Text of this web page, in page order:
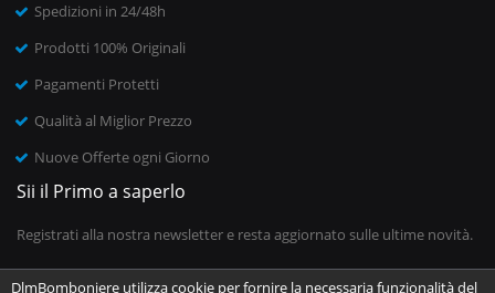
Spedizioni in 24/48h
Prodotti 100% Originali
Pagamenti Protetti
Qualità al Miglior Prezzo
Nuove Offerte ogni Giorno
Sii il Primo a saperlo
Registrati alla nostra newsletter e resta aggiornato sulle ultime novità.
DlmBomboniere utilizza cookie per fornire la necessaria funzionalità del